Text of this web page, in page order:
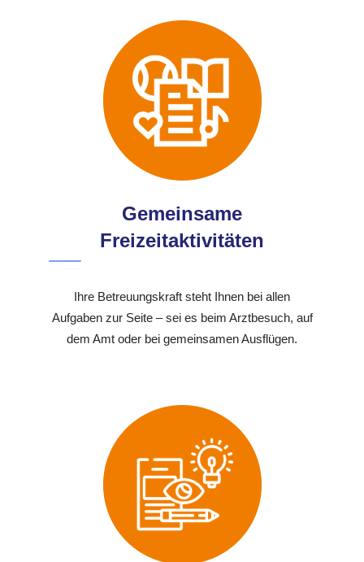
Gemeinsame
Freizeitaktivitäten
Ihre Betreuungskraft steht Ihnen bei allen
Aufgaben zur Seite – sei es beim Arztbesuch, auf
dem Amt oder bei gemeinsamen Ausflügen.